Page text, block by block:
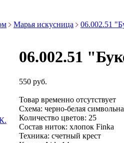
Марья искусница 06.002.51
06.002.51
550 руб.
Товар временно отсутствует
Схема: черно-белая
Количество цветов: 25
Состав ниток: хлопок Finka
Техника: счетный крест